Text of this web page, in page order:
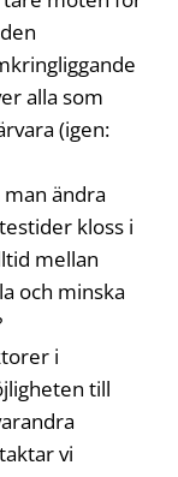
alla som
(igen:
ändra
kloss i
mellan
och minska
i
till
vi